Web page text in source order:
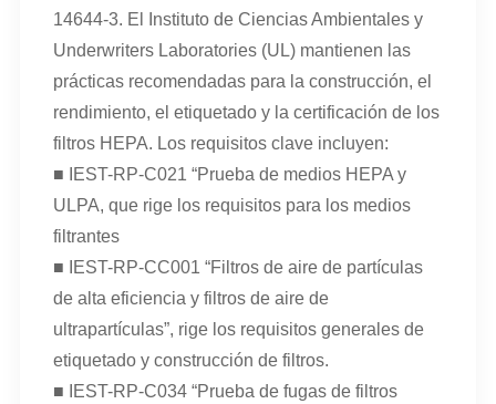
14644-3. El Instituto de Ciencias Ambientales y
Underwriters Laboratories (UL) mantienen las
prácticas recomendadas para la construcción, el
rendimiento, el etiquetado y la certificación de los
filtros HEPA. Los requisitos clave incluyen:
■ IEST-RP-C021 “Prueba de medios HEPA y
ULPA, que rige los requisitos para los medios
filtrantes
■ IEST-RP-CC001 “Filtros de aire de partículas
de alta eficiencia y filtros de aire de
ultrapartículas”, rige los requisitos generales de
etiquetado y construcción de filtros.
■ IEST-RP-C034 “Prueba de fugas de filtros